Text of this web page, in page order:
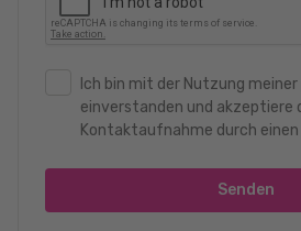
Ich bin mit der Nutzung
einverstanden und akzeptiere
Kontaktaufnahme durch einen
Senden